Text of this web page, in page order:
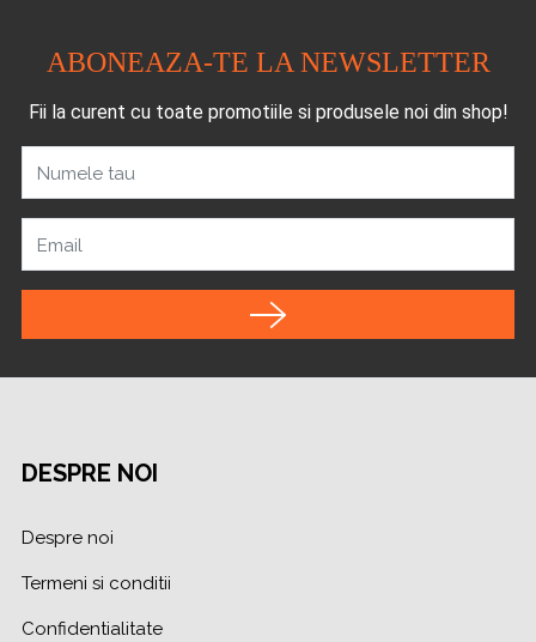
ABONEAZA-TE LA NEWSLETTER
Fii la curent cu toate promotiile si produsele noi din shop!
Numele tau
Email
DESPRE NOI
Despre noi
Termeni si conditii
Confidentialitate